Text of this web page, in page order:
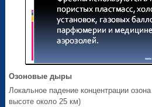
Озоновые дыры
Локальное падение концентрации
высоте около 25 км)